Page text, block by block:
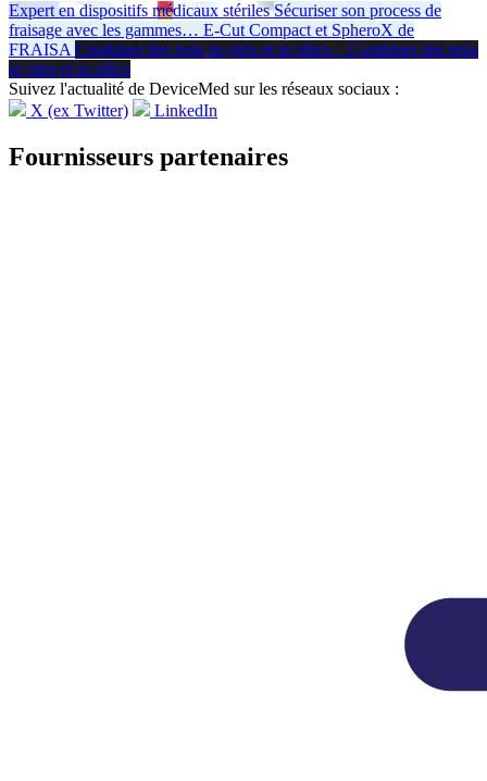
Expert en dispositifs médicaux stériles Sécuriser son process de
fraisage avec les gammes… E-Cut Compact et SpheroX de
FRAISA Combiner des tests in vitro et in silico…Combiner des tests
in vitro et in silico
Suivez l'actualité de DeviceMed sur les réseaux sociaux :
X (ex Twitter)
LinkedIn
Fournisseurs partenaires